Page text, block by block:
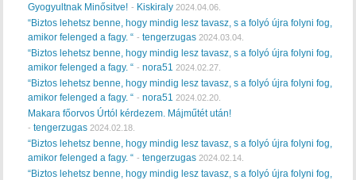
Gyogyultnak Minősitve! - Kiskiraly 2024.04.06.
“Biztos lehetsz benne, hogy mindig lesz tavasz, s a folyó újra folyni fog,
amikor felenged a fagy. “ -tengerzugas 2024.03.04.
“Biztos lehetsz benne, hogy mindig lesz tavasz, s a folyó újra folyni fog,
amikor felenged a fagy. “ -nora51 2024.02.27.
“Biztos lehetsz benne, hogy mindig lesz tavasz, s a folyó újra folyni fog,
amikor felenged a fagy. “ -nora51 2024.02.20.
Makara főorvos Úrtól kérdezem. Májműtét után!
-tengerzugas 2024.02.18.
“Biztos lehetsz benne, hogy mindig lesz tavasz, s a folyó újra folyni fog,
amikor felenged a fagy. “ -tengerzugas 2024.02.14.
“Biztos lehetsz benne, hogy mindig lesz tavasz, s a folyó újra folyni fog,